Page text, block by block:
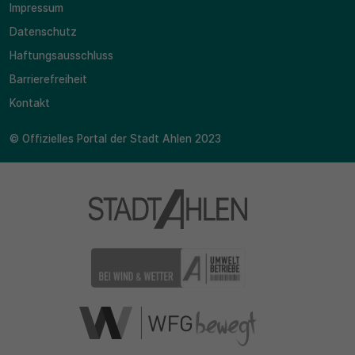
Impressum
Datenschutz
Haftungsausschluss
Barrierefreiheit
Kontakt
© Offizielles Portal der Stadt Ahlen 2023
30 Minuten
Zweck
Wird für statistische Zwecke verwendet, um